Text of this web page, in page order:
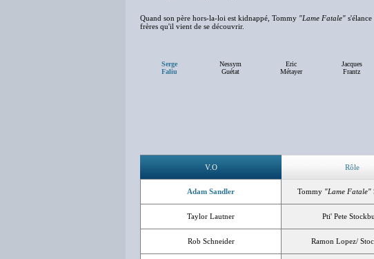
Quand son père hors-la-loi est kidnappé, Tommy "Lame Fatale"
frères qu'il vient de se découvrir.
Serge
Faliu
Nessym
Guétat
Eric
Métayer
Jacques
Frantz
V.O Rôle
Adam Sandler Tommy "Lame Fatale"
Taylor Lautner Pti' Pete
Rob Schneider Ramon Lopez/